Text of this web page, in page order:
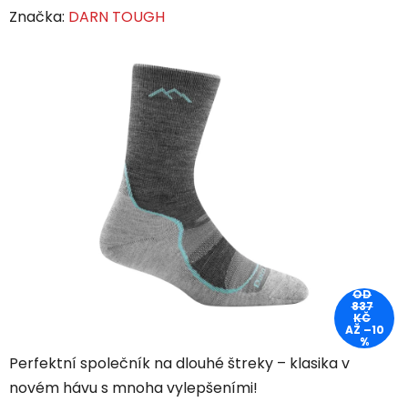
Perfektní společník na dlouhé štreky – klasika v
novém hávu s mnoha vylepšeními!
Značka: DARN TOUGH
OD
837
KČ
AŽ –10
%